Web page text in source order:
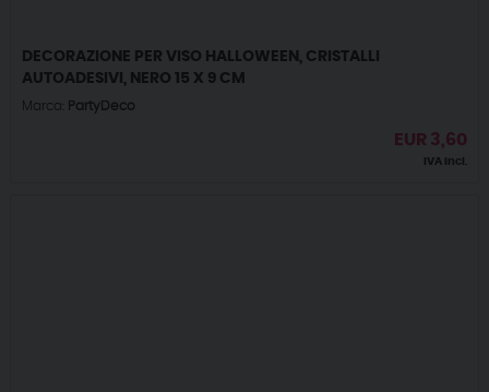
DECORAZIONE PER VISO HALLOWEEN, CRISTALLI
AUTOADESIVI, NERO 15 X 9 CM
Marca: PartyDeco
EUR 3,60
IVA incl.